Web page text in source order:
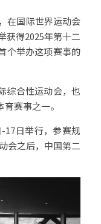
在国际世界运动会
获得2025年第十二
个举办这项赛事的
综合性运动会，也
赛事之一。
17日举行，参赛规
会之后，中国第二